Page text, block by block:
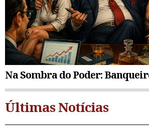
Na Sombra do Poder:
Últimas Notícias